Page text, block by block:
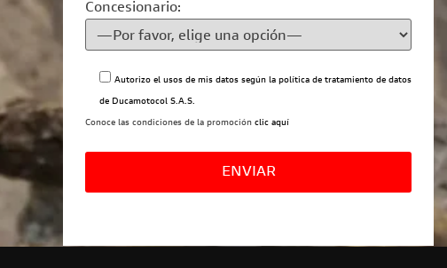
Concesionario:
Autorizo el usos de mis datos según la política de tratamiento de datos
de Ducamotocol S.A.S.
Conoce las condiciones de la promoción clic aquí
campo